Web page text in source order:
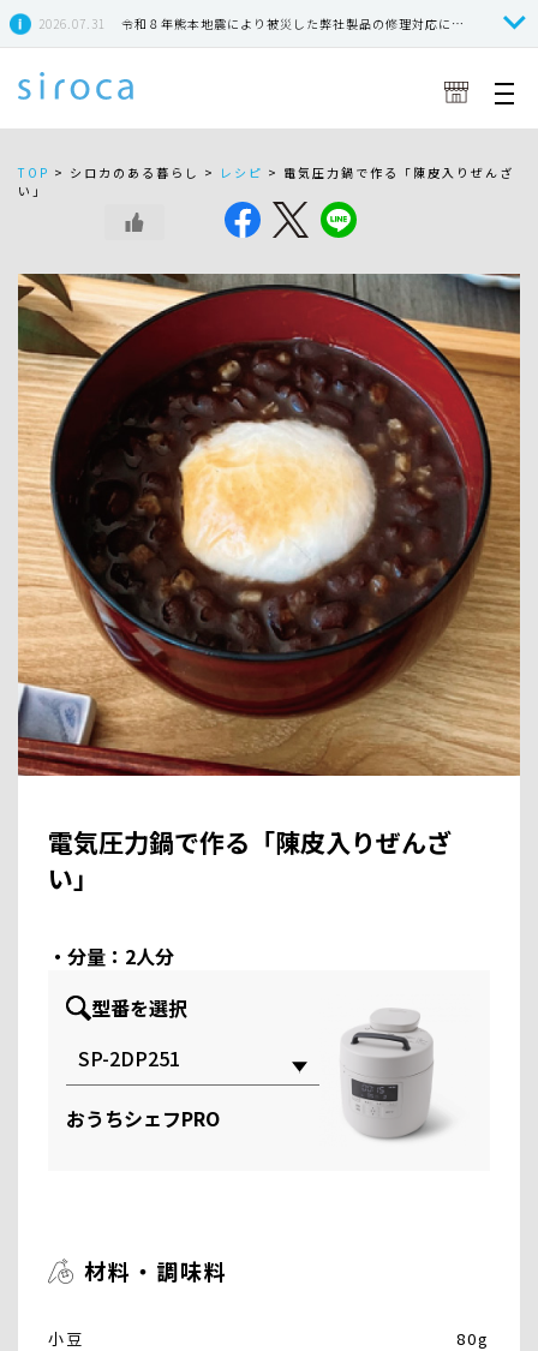
2026.07.31 令和８年熊本地震により被災した弊社製品の修理対応につきまして
TOP > シロカのある暮らし > レシピ > 電気圧力鍋で作る「陳皮入りぜんざ
い」
電気圧力鍋で作る「陳皮入りぜんざ
い」
・分量：2人分
型番を選択
おうちシェフPRO
材料・調味料
小豆 80g